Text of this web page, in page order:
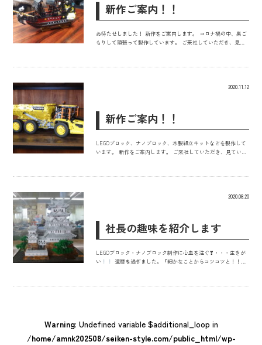
新作ご案内！！
お待たせしました！ 新作をご案内します。 コロナ禍の中、巣ご
もりして頑張って製作しています。 ご来社していただき、見て
2020.11.12
新作ご案内！！
LEGOブロック、ナノブロック、木製組立キットなどを製作して
います。 新作をご案内します。 ご来社していただき、見ていた
2020.08.20
社長の趣味を紹介します
LEGOブロック・ナノブロック制作に心血を注ぐ❣・・・生きが
い
ウンターや社長室に作品を展示しています。来社していただき見
Warning: Undefined variable $additional_loop in
/home/amnk202508/seiken-style.com/public_html/wp-